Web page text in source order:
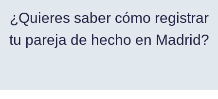
¿Quieres saber cómo registrar
tu pareja de hecho en Madrid?